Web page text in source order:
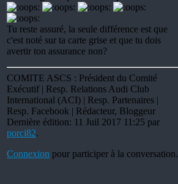
Tu reste assuré, la seule différence est que
c'est noté sur ta carte grise et que tu dois
avertir ton assurance non?
COMITE ASCS : Président du Comité
Exécutif | Resp. Relations Audi Club
International (ACI) | Resp. Partenaires |
Resp. Facebook | Rédacteur, Bloggeur
Dernière édition: 11 Juil 2017 11:25 par
porci82.
Connexion pour participer à la conversation.